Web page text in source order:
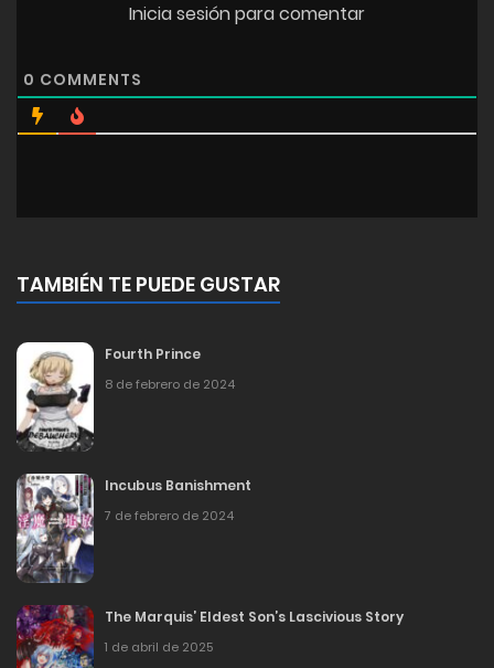
Inicia sesión para comentar
0 COMMENTS
TAMBIÉN TE PUEDE GUSTAR
Fourth Prince
8 de febrero de 2024
Incubus Banishment
7 de febrero de 2024
The Marquis’ Eldest Son’s Lascivious Story
1 de abril de 2025